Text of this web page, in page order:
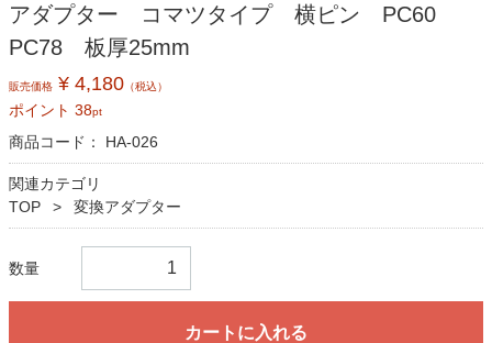
アダプター コマツタイプ 横ピン PC60
PC78 板厚25mm
販売価格 ¥ 4,180 （税込）
ポイント 38pt
商品コード： HA-026
関連カテゴリ
TOP
変換アダプター
数量
カートに入れる